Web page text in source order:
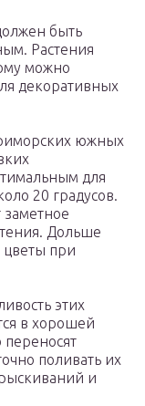
быть
Растения
можно
декоративных
южных
для
20 градусов.
заметное
Дольше
цветы при
этих
в хорошей
переносят
поливать их
и